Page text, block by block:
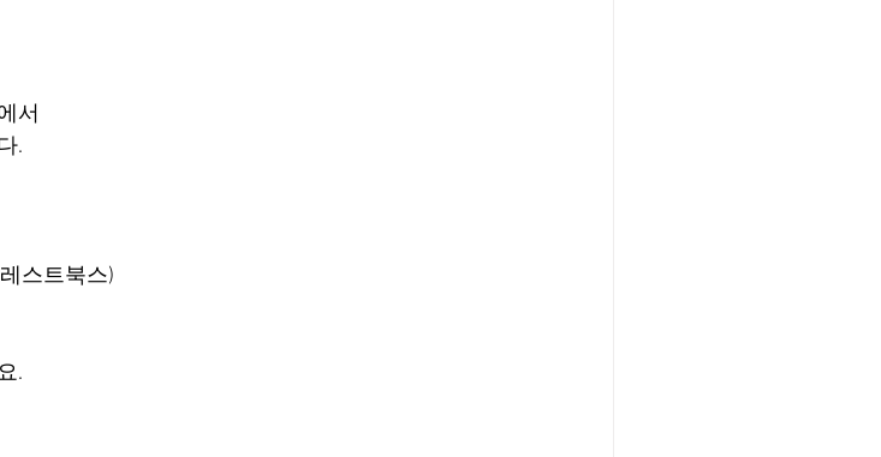
서
.
스트북스)
.